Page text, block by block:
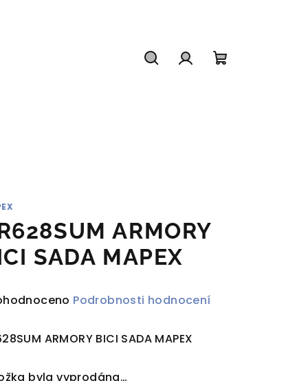
ARMORY
SADA MAPEX
Podrobnosti hodnocení
ARMORY BICI SADA MAPEX
byla vyprodána…